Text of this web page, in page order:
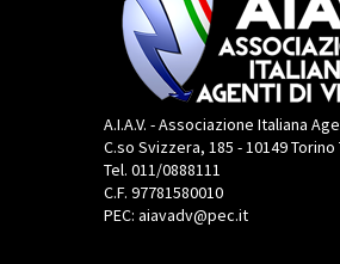
A.I.A.V. - Associazione Italiana
C.so Svizzera, 185 - 10149 Torino
Tel. 011/0888111
C.F. 97781580010
PEC: aiavadv@pec.it